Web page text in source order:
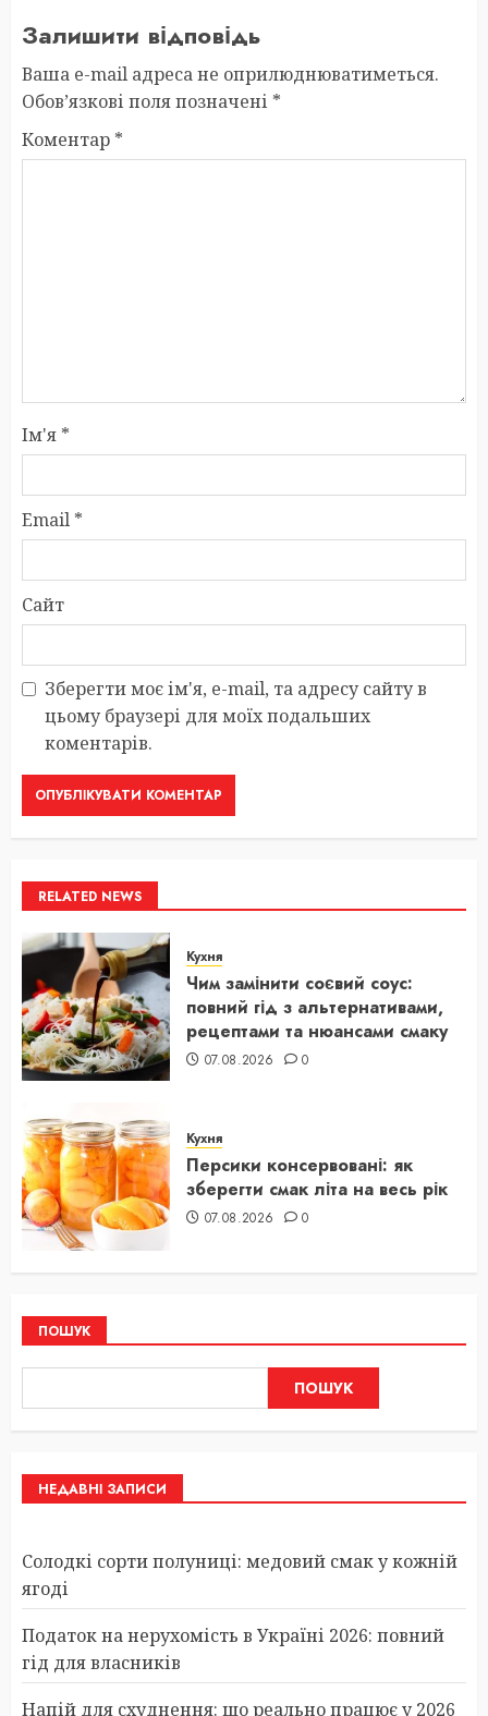
Залишити відповідь
Ваша e-mail адреса не оприлюднюватиметься.
Обов’язкові поля позначені *
Коментар *
Ім'я *
Email *
Сайт
Зберегти моє ім'я, e-mail, та адресу сайту в
цьому браузері для моїх подальших
коментарів.
RELATED NEWS
Кухня
Чим замінити соєвий соус:
повний гід з альтернативами,
рецептами та нюансами смаку
07.08.2026 0
Кухня
Персики консервовані: як
зберегти смак літа на весь рік
07.08.2026 0
ПОШУК
ПОШУК
НЕДАВНІ ЗАПИСИ
Солодкі сорти полуниці: медовий смак у кожній
ягоді
Податок на нерухомість в Україні 2026: повний
гід для власників
Напій для схуднення: що реально працює у 2026